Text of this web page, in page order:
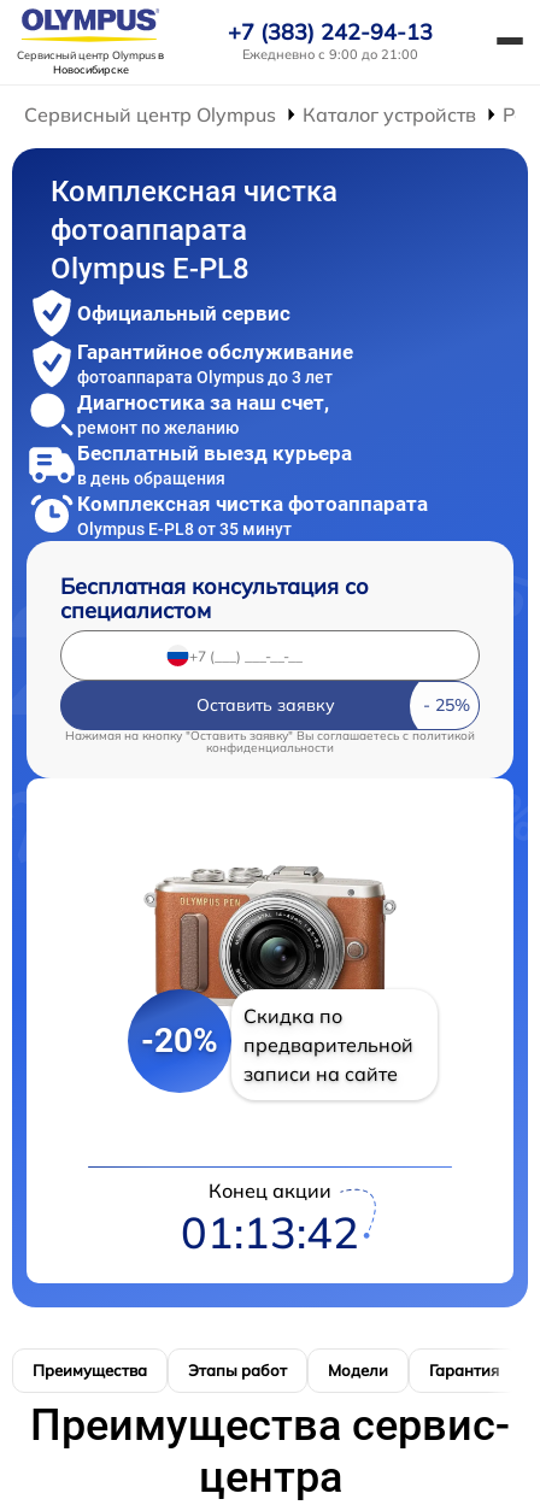
Сервисный центр Olympusв
Новосибирске
+7 (383) 242-94-13
Ежедневно с 9:00 до 21:00
Сервисный центр Olympus Каталог устройств
Комплексная чистка
фотоаппарата
Olympus E-PL8
Официальный сервис
Гарантийное обслуживание
фотоаппарата Olympus до 3 лет
Диагностика за наш счет,
ремонт по желанию
Бесплатный выезд курьера
в день обращения
Комплексная чистка фотоаппарата
Olympus E-PL8 от 35 минут
Бесплатная консультация со
специалистом
Оставить заявку
Нажимая на кнопку "Оставить заявку" Вы соглашаетесь c политикой
конфиденциальности
-20%
Скидка по
предварительной
записи на сайте
Конец акции
01:13:41
Преимущества Этапы работ Модели Гарантия
Преимущества сервис-
центра